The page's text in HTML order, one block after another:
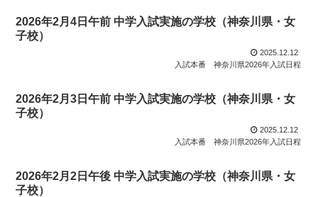
2026年2月4日午前 中学入試実施の学校（神奈川県・女
子校）
2025.12.12
入試本番
神奈川県2026年入試日程
2026年2月3日午前 中学入試実施の学校（神奈川県・女
子校）
2025.12.12
入試本番
神奈川県2026年入試日程
2026年2月2日午後 中学入試実施の学校（神奈川県・女
子校）